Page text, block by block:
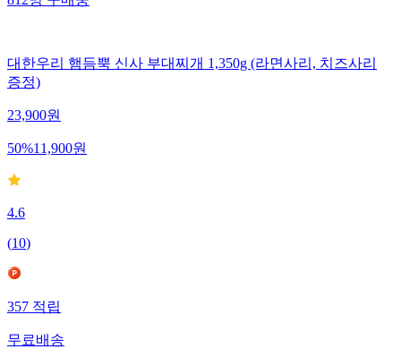
대한우리 햄듬뿍 신사 부대찌개 1,350g (라면사리, 치즈사리
증정)
23,900원
50%11,900원
4.6
(10)
357적립
무료배송